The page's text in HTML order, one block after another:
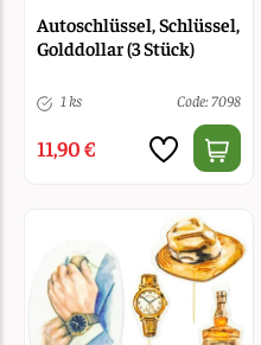
Autoschlüssel, Schlüssel,
Golddollar (3 Stück)
1 ks Code: 7098
11,90 €